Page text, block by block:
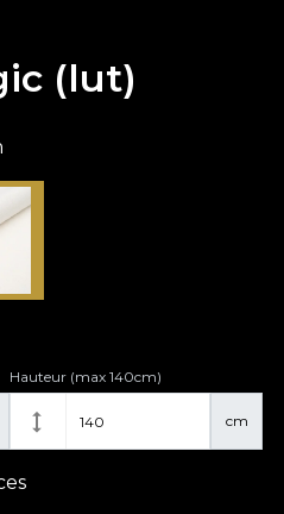
(lut)
cm
Hauteur (max 140cm)